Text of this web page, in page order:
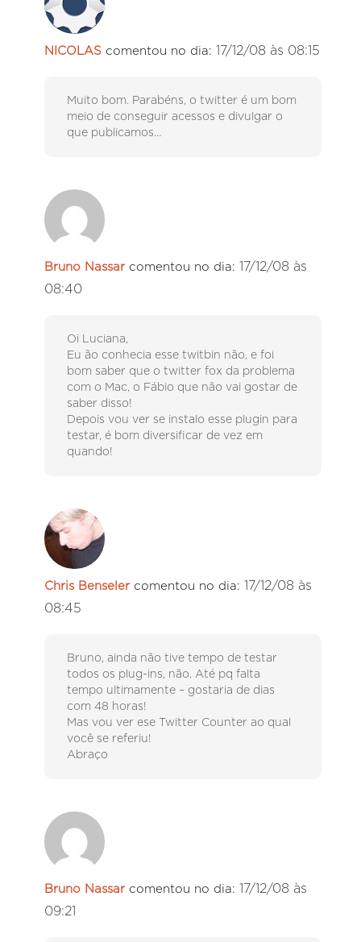
NICOLAS comentou no dia: 17/12/08 às 08:15
Muito bom. Parabéns, o twitter é um bom
meio de conseguir acessos e divulgar o
que publicamos…
Bruno Nassar comentou no dia: 17/12/08 às
08:40
Oi Luciana,
Eu ão conhecia esse twitbin não, e foi
bom saber que o twitter fox da problema
com o Mac, o Fábio que não vai gostar de
saber disso!
Depois vou ver se instalo esse plugin para
testar, é bom diversificar de vez em
quando!
Chris Benseler comentou no dia: 17/12/08 às
08:45
Bruno, ainda não tive tempo de testar
todos os plug-ins, não. Até pq falta
tempo ultimamente – gostaria de dias
com 48 horas!
Mas vou ver ese Twitter Counter ao qual
você se referiu!
Abraço
Bruno Nassar comentou no dia: 17/12/08 às
09:21